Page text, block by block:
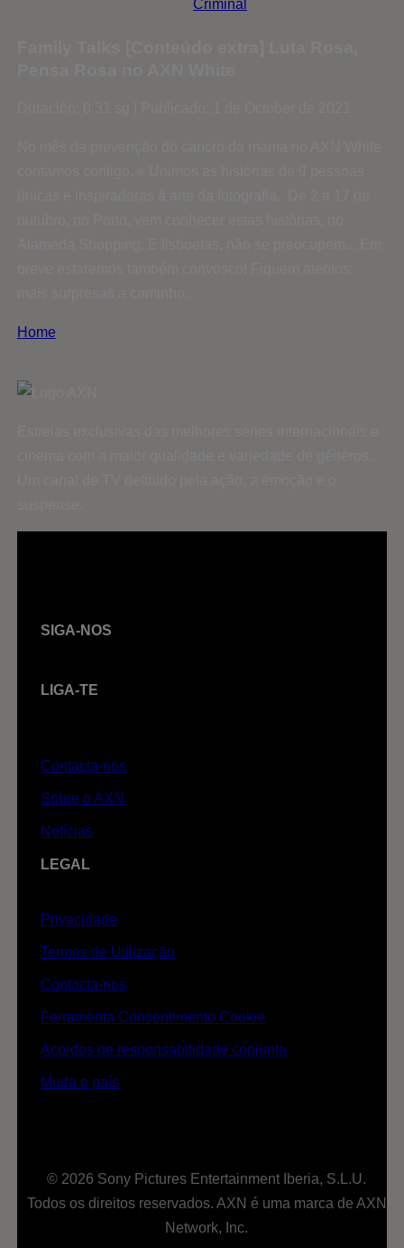
Criminal
Home
SIGA-NOS
LIGA-TE
Contacta-nos
Sobre o AXN
Notícias
LEGAL
Privacidade
Termos de Utilização
Contacta-nos
Ferramenta Consentimento Cookie
Acordos de responsabilidade conjunta
Muda o país
© 2026 Sony Pictures Entertainment Iberia, S.L.U.
Todos os direitos reservados. AXN é uma marca de AXN
Network, Inc.